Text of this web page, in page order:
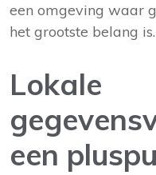
een omgeving waar
het grootste belang is.
Lokale
een